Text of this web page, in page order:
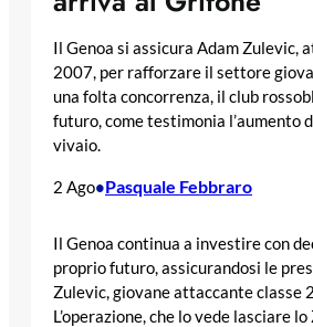
Il Genoa si assicura Adam Zulevic,
2007, per rafforzare il settore
una folta concorrenza, il club
futuro, come testimonia l’aumento
vivaio.
2 Ago•Pasquale Febbraro
Il Genoa continua a investire con
proprio futuro, assicurandosi le
Zulevic, giovane attaccante classe
L’operazione, che lo vede lasciare